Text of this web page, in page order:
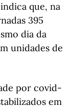
que, na
395
dia da
unidades de
por covid-
em